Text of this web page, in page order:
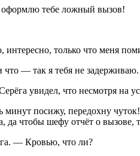
тебе ложный вызов!
только что меня
— так я тебя не задерживаю.
увидел, что несмотря
посижу, передохну
чтобы шефу отчёт о вызове,
— Кровью, что ли?